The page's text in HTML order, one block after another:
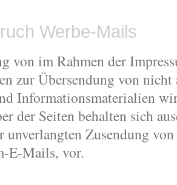
Werbe-Mails
von im Rahmen der
zur Übersendung von
Informationsmaterialien
der Seiten behalten sich
unverlangten Zusendung
E-Mails, vor.